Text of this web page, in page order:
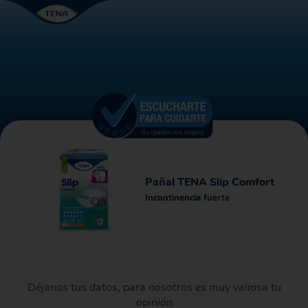
Pañal TENA Slip Comfort
Incontinenciafuerte
Déjanos tus datos, para nosotros es muy valiosa tu
opinión